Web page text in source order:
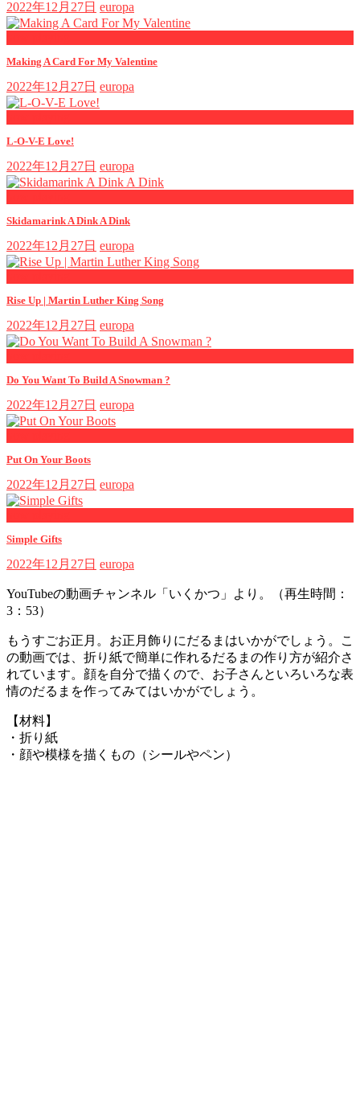
2022年12月27日 europa
Making A Card For My Valentine
2022年12月27日 europa
L-O-V-E Love!
2022年12月27日 europa
Skidamarink A Dink A Dink
2022年12月27日 europa
Rise Up | Martin Luther King Song
2022年12月27日 europa
Do You Want To Build A Snowman ?
2022年12月27日 europa
Put On Your Boots
2022年12月27日 europa
Simple Gifts
2022年12月27日 europa
YouTubeの動画チャンネル「いくかつ」より。（再生時間：
3：53）
もうすごお正月。お正月飾りにだるまはいかがでしょう。こ
の動画では、折り紙で簡単に作れるだるまの作り方が紹介さ
れています。顔を自分で描くので、お子さんといろいろな表
情のだるまを作ってみてはいかがでしょう。
【材料】
・折り紙
・顔や模様を描くもの（シールやペン）